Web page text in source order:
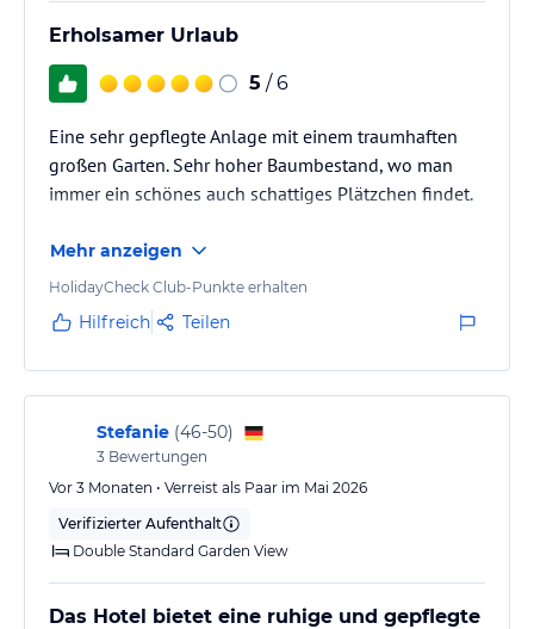
Erholsamer Urlaub
5 / 6
Eine sehr gepflegte Anlage mit einem traumhaften
großen Garten. Sehr hoher Baumbestand, wo man
immer ein schönes auch schattiges Plätzchen findet.
Mehr anzeigen
HolidayCheck Club-Punkte erhalten
Hilfreich Teilen
Stefanie (46-50)
3 Bewertungen
Vor 3 Monaten • Verreist als Paar im Mai 2026
Verifizierter Aufenthalt
Double Standard Garden View
Das Hotel bietet eine ruhige und gepflegte